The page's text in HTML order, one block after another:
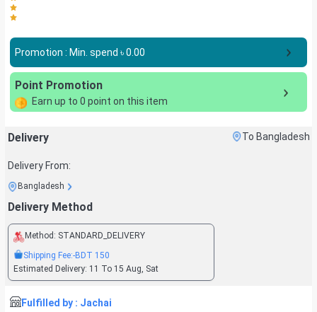
Promotion : Min. spend ৳0.00
Point Promotion
Earn up to 0 point on this item
Delivery To Bangladesh
Delivery From:
Bangladesh
Delivery Method
Method: STANDARD_DELIVERY
Shipping Fee:-BDT 150
Estimated Delivery: 11 To 15 Aug, Sat
Fulfilled by : Jachai